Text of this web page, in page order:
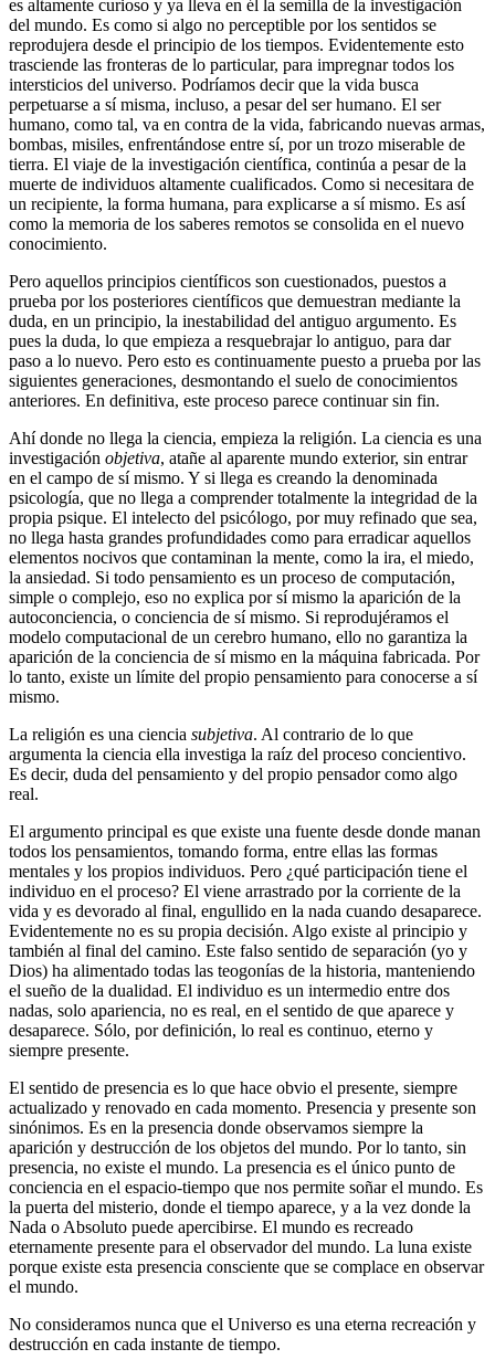
es altamente curioso y ya lleva en él la semilla de la investigación
del mundo. Es como si algo no perceptible por los sentidos se
reprodujera desde el principio de los tiempos. Evidentemente esto
trasciende las fronteras de lo particular, para impregnar todos los
intersticios del universo. Podríamos decir que la vida busca
perpetuarse a sí misma, incluso, a pesar del ser humano. El ser
humano, como tal, va en contra de la vida, fabricando nuevas armas,
bombas, misiles, enfrentándose entre sí, por un trozo miserable de
tierra. El viaje de la investigación científica, continúa a pesar de la
muerte de individuos altamente cualificados. Como si necesitara de
un recipiente, la forma humana, para explicarse a sí mismo. Es así
como la memoria de los saberes remotos se consolida en el nuevo
conocimiento.
Pero aquellos principios científicos son cuestionados, puestos a
prueba por los posteriores científicos que demuestran mediante la
duda, en un principio, la inestabilidad del antiguo argumento. Es
pues la duda, lo que empieza a resquebrajar lo antiguo, para dar
paso a lo nuevo. Pero esto es continuamente puesto a prueba por las
siguientes generaciones, desmontando el suelo de conocimientos
anteriores. En definitiva, este proceso parece continuar sin fin.
Ahí donde no llega la ciencia, empieza la religión. La ciencia es una
investigación objetiva, atañe al aparente mundo exterior, sin entrar
en el campo de sí mismo. Y si llega es creando la denominada
psicología, que no llega a comprender totalmente la integridad de la
propia psique. El intelecto del psicólogo, por muy refinado que sea,
no llega hasta grandes profundidades como para erradicar aquellos
elementos nocivos que contaminan la mente, como la ira, el miedo,
la ansiedad. Si todo pensamiento es un proceso de computación,
simple o complejo, eso no explica por sí mismo la aparición de la
autoconciencia, o conciencia de sí mismo. Si reprodujéramos el
modelo computacional de un cerebro humano, ello no garantiza la
aparición de la conciencia de sí mismo en la máquina fabricada. Por
lo tanto, existe un límite del propio pensamiento para conocerse a sí
mismo.
La religión es una ciencia subjetiva. Al contrario de lo que
argumenta la ciencia ella investiga la raíz del proceso concientivo.
Es decir, duda del pensamiento y del propio pensador como algo
real.
El argumento principal es que existe una fuente desde donde manan
todos los pensamientos, tomando forma, entre ellas las formas
mentales y los propios individuos. Pero ¿qué participación tiene el
individuo en el proceso? El viene arrastrado por la corriente de la
vida y es devorado al final, engullido en la nada cuando desaparece.
Evidentemente no es su propia decisión. Algo existe al principio y
también al final del camino. Este falso sentido de separación (yo y
Dios) ha alimentado todas las teogonías de la historia, manteniendo
el sueño de la dualidad. El individuo es un intermedio entre dos
nadas, solo apariencia, no es real, en el sentido de que aparece y
desaparece. Sólo, por definición, lo real es continuo, eterno y
siempre presente.
El sentido de presencia es lo que hace obvio el presente, siempre
actualizado y renovado en cada momento. Presencia y presente son
sinónimos. Es en la presencia donde observamos siempre la
aparición y destrucción de los objetos del mundo. Por lo tanto, sin
presencia, no existe el mundo. La presencia es el único punto de
conciencia en el espacio-tiempo que nos permite soñar el mundo. Es
la puerta del misterio, donde el tiempo aparece, y a la vez donde la
Nada o Absoluto puede apercibirse. El mundo es recreado
eternamente presente para el observador del mundo. La luna existe
porque existe esta presencia consciente que se complace en observar
el mundo.
No consideramos nunca que el Universo es una eterna recreación y
destrucción en cada instante de tiempo.